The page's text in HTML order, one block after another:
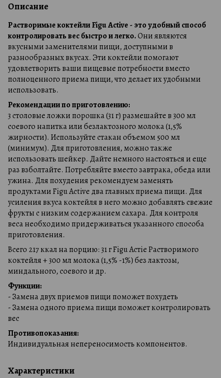
Описание
Растворимые коктейли Figu Active - это удобный способ
контролировать вес быстро и легко.Они являются
вкусными заменителями пищи, доступными в
разнообразных вкусах. Эти коктейли помогают
удовлетворить ваши пищевые потребности вместо
полноценного приема пищи, что делает их удобными
использовать.
Рекомендации по приготовлению:
3 столовые ложки порошка (31 г) размешайте в 300 мл
соевого напитка или безлактозного молока (1,5%
жирности). Используйте стакан объемом 500 мл
(минимум). Для приготовления, можно также
использовать шейкер. Дайте немного настояться и еще
раз взболтайте. Потребляйте вместо завтрака, обеда или
ужина. Для похудения рекомендуем заменять
продуктами Figu Active два главных приема пищи. Для
усиления вкуса коктейля в него можно добавлять свежие
фрукты с низким содержанием сахара. Для контроля
веса необходимо придерживаться указанного способа
приготовления.
Всего 217 ккал на порцию: 31 г Figu Астіѵе Растворимого
коктейля + 300 мл молока (1,5% -1%) без лактозы,
миндального, соевого и др.
Функции:
- Замена двух приемов пищи поможет похудеть
- Замена одного приема пищи поможет контролировать
вес
Противопоказания:
Индивидуальная непереносимость компонентов.
Характеристики